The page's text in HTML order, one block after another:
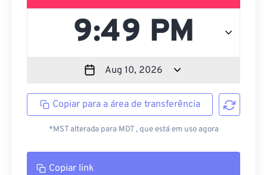
Copiar para a área de transferência
*MST alterada para MDT , que está em uso agora
Copiar link